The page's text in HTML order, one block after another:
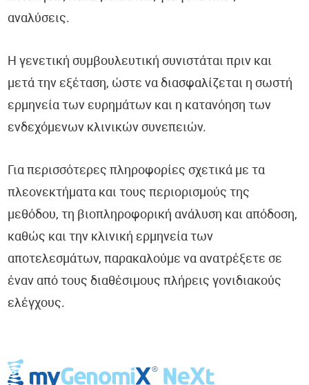
αναλύσεις.
Η γενετική συμβουλευτική συνιστάται πριν και
μετά την εξέταση, ώστε να διασφαλίζεται η σωστή
ερμηνεία των ευρημάτων και η κατανόηση των
ενδεχόμενων κλινικών συνεπειών.
Για περισσότερες πληροφορίες σχετικά με τα
πλεονεκτήματα και τους περιορισμούς της
μεθόδου, τη βιοπληροφορική ανάλυση και απόδοση,
καθώς και την κλινική ερμηνεία των
αποτελεσμάτων, παρακαλούμε να ανατρέξετε σε
έναν από τους διαθέσιμους πλήρεις γονιδιακούς
ελέγχους.